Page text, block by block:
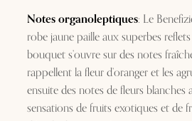
Notes organoleptiques: Le
robe jaune paille aux superbes
bouquet s’ouvre sur des notes
rappellent la fleur d’oranger et les
ensuite des notes de fleurs blanches
sensations de fruits exotiques et de